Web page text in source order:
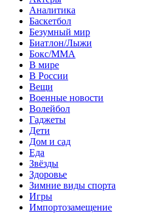
Аналитика
Баскетбол
Безумный мир
Биатлон/Лыжи
Бокс/MMA
В мире
В России
Вещи
Военные новости
Волейбол
Гаджеты
Дети
Дом и сад
Еда
Звёзды
Здоровье
Зимние виды спорта
Игры
Импортозамещение